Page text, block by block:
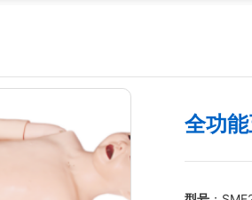
全功